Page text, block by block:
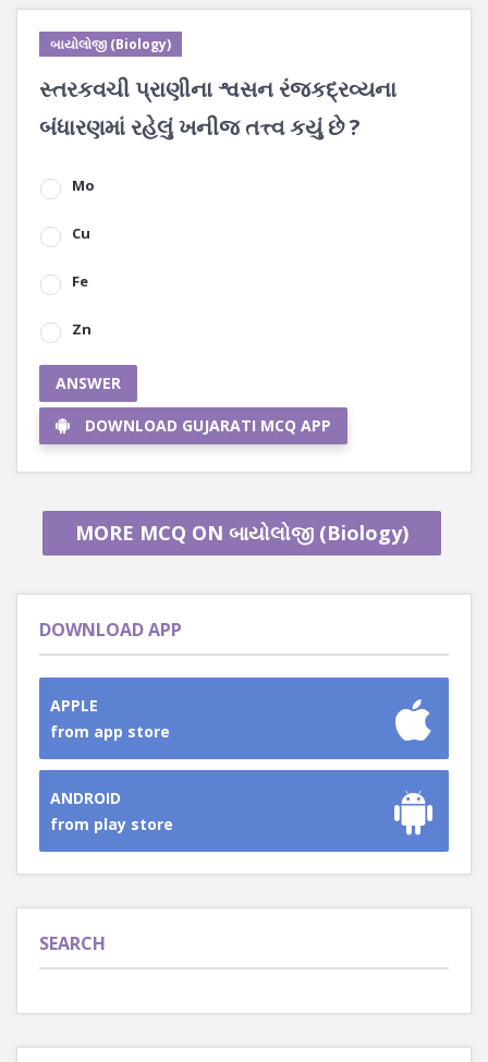
બાયોલોજી (Biology)
સ્તરકવચી પ્રાણીના શ્વસન રંજકદ્રવ્યના
બંધારણમાં રહેલું ખનીજ તત્ત્વ કયું છે ?
Mo
Cu
Fe
Zn
ANSWER
DOWNLOAD GUJARATI MCQ APP
MORE MCQ ON બાયોલોજી (Biology)
DOWNLOAD APP
APPLE
from app store
ANDROID
from play store
SEARCH